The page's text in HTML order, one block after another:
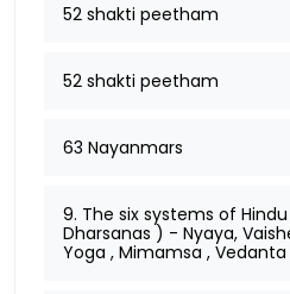
52 shakti peetham
52 shakti peetham
63 Nayanmars
9. The six systems of
Dharsanas ) - Nyaya,
Yoga , Mimamsa , Vedanta